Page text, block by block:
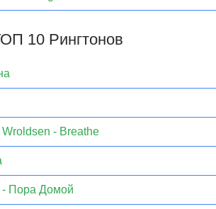
10 Рингтонов
- Breathe
- Пора Домой